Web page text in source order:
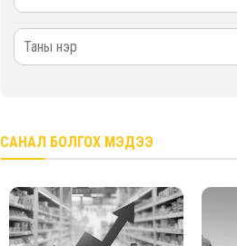
САНАЛ БОЛГОХ МЭДЭЭ